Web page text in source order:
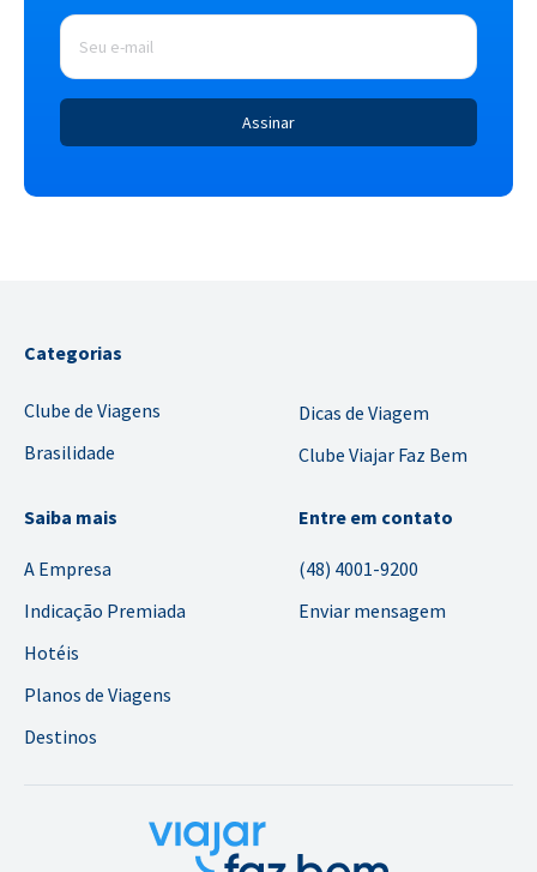
E-
mail *
Categorias
Clube de Viagens
Brasilidade
Dicas de Viagem
Clube Viajar Faz Bem
Saiba mais
A Empresa
Indicação Premiada
Hotéis
Planos de Viagens
Destinos
Entre em contato
(48) 4001-9200
Enviar mensagem